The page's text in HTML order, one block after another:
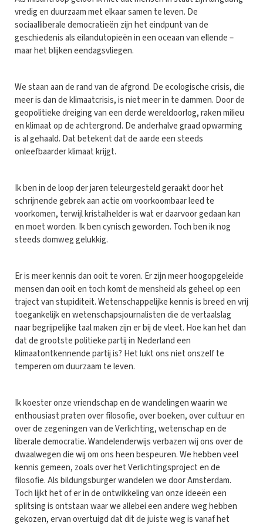
vredig en duurzaam met elkaar samen te leven. De
sociaalliberale democratieën zijn het eindpunt van de
geschiedenis als eilandutopieën in een oceaan van ellende –
maar het blijken eendagsvliegen.
We staan aan de rand van de afgrond. De ecologische crisis, die
meer is dan de klimaatcrisis, is niet meer in te dammen. Door de
geopolitieke dreiging van een derde wereldoorlog, raken milieu
en klimaat op de achtergrond. De anderhalve graad opwarming
is al gehaald. Dat betekent dat de aarde een steeds
onleefbaarder klimaat krijgt.
Ik ben in de loop der jaren teleurgesteld geraakt door het
schrijnende gebrek aan actie om voorkoombaar leed te
voorkomen, terwijl kristalhelder is wat er daarvoor gedaan kan
en moet worden. Ik ben cynisch geworden. Toch ben ik nog
steeds domweg gelukkig.
Er is meer kennis dan ooit te voren. Er zijn meer hoogopgeleide
mensen dan ooit en toch komt de mensheid als geheel op een
traject van stupiditeit. Wetenschappelijke kennis is breed en vrij
toegankelijk en wetenschapsjournalisten die de vertaalslag
naar begrijpelijke taal maken zijn er bij de vleet. Hoe kan het dan
dat de grootste politieke partij in Nederland een
klimaatontkennende partij is? Het lukt ons niet onszelf te
temperen om duurzaam te leven.
Ik koester onze vriendschap en de wandelingen waarin we
enthousiast praten over filosofie, over boeken, over cultuur en
over de zegeningen van de Verlichting, wetenschap en de
liberale democratie. Wandelenderwijs verbazen wij ons over de
dwaalwegen die wij om ons heen bespeuren. We hebben veel
kennis gemeen, zoals over het Verlichtingsproject en de
filosofie. Als bildungsburger wandelen we door Amsterdam.
Toch lijkt het of er in de ontwikkeling van onze ideeën een
splitsing is ontstaan waar we allebei een andere weg hebben
gekozen, ervan overtuigd dat dit de juiste weg is vanaf het